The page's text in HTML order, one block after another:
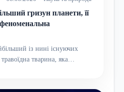
гризун планети, її
із нині існуючих
тварина, яка…